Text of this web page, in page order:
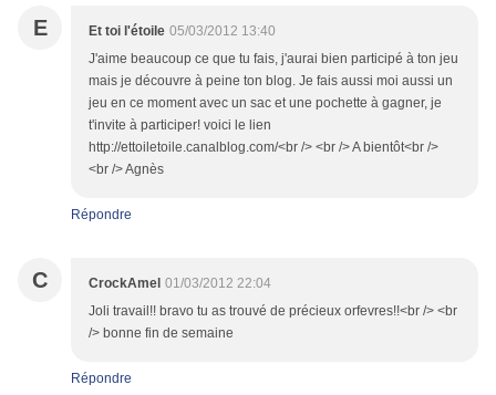
E Et toi l'étoile 05/03/2012 13:40
J'aime beaucoup ce que tu fais, j'aurai bien participé à ton jeu
mais je découvre à peine ton blog. Je fais aussi moi aussi un
jeu en ce moment avec un sac et une pochette à gagner, je
t'invite à participer! voici le lien
http://ettoiletoile.canalblog.com/<br /> <br /> A bientôt<br />
<br /> Agnès
Répondre
C CrockAmel 01/03/2012 22:04
Joli travail!! bravo tu as trouvé de précieux orfevres!!<br /> <br
/> bonne fin de semaine
Répondre